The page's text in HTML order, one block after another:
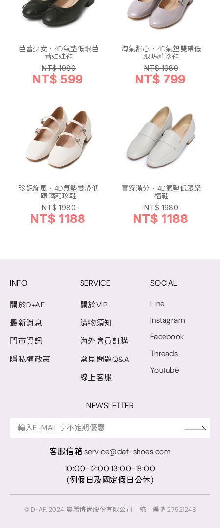
芭蕾少女．4D氣墊低跟芭
蕾娃娃鞋
NT$ 1980
NT$ 599
淘氣甜心．4D氣墊雙帶低
跟瑪莉珍鞋
NT$ 1980
NT$ 799
珍妮旋風．4D氣墊雙帶低
跟瑪莉珍鞋
NT$ 1980
NT$ 1188
實穿滿分．4D氣墊低跟樂
福鞋
NT$ 1980
NT$ 1188
INFO
關於D+AF
最新消息
門市資訊
隱私權政策
SERVICE
關於VIP
購物須知
海外會員訂購
常見問題Q&A
線上客服
SOCIAL
Line
Instagram
Facebook
Threads
Youtube
NEWSLETTER
客服信箱 service@daf-shoes.com
10:00-12:00 13:00-18:00
(例假日及國定假日公休)
© D+AF. 2024 晨希時尚股份有限公司｜統一編號 27921248